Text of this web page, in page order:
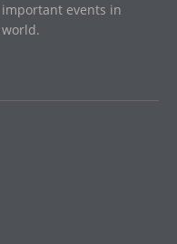
events in